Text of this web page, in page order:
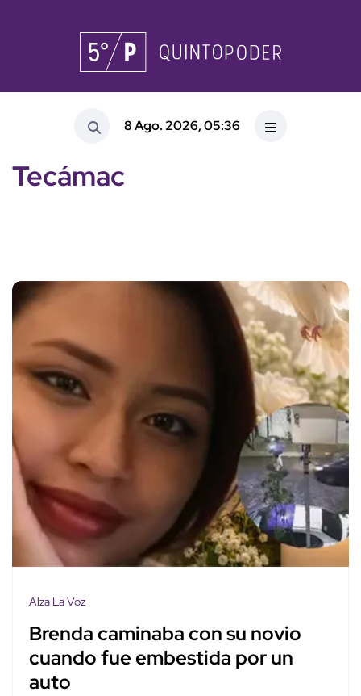
8 Ago. 2026, 05:36
Tecámac
Alza La Voz
Brenda caminaba con su novio
cuando fue embestida por un
auto